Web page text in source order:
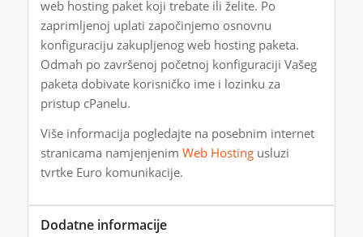
web hosting paket koji trebate ili želite. Po
zaprimljenoj uplati započinjemo osnovnu
konfiguraciju zakupljenog web hosting paketa.
Odmah po završenoj početnoj konfiguraciji Vašeg
paketa dobivate korisničko ime i lozinku za
pristup cPanelu.
Više informacija pogledajte na posebnim internet
stranicama namjenjenim Web Hostingusluzi
tvrtke Euro komunikacije.
Dodatne informacije